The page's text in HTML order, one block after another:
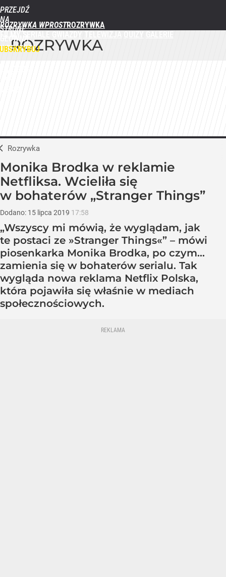
PRZEJDŹ
NA
STRONĘ
GŁÓWNĄ
WPROST.PL
ROZRYWKA WPROST
ROZRYWKA
Rozrywka
Monika Brodka w reklamie
Netfliksa. Wcieliła się
w bohaterów „Stranger Things”
Dodano: 15 lipca 2019 17:58
„Wszyscy mi mówią, że wyglądam, jak
te postaci ze »Stranger Things«” – mówi
piosenkarka Monika Brodka, po czym...
zamienia się w bohaterów serialu. Tak
wygląda nowa reklama Netflix Polska,
która pojawiła się właśnie w mediach
społecznościowych.